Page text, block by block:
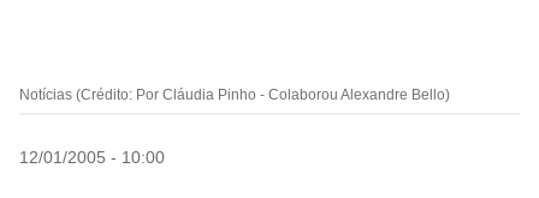
Notícias (Crédito: Por Cláudia Pinho - Colaborou Alexandre Bello)
12/01/2005 - 10:00